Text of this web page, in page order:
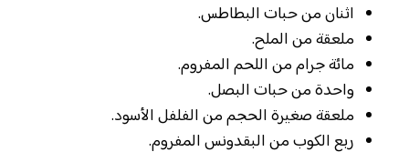
اثنان من حبات البطاطس.
ملعقة من الملح.
مائة جرام من اللحم المفروم.
واحدة من حبات البصل.
ملعقة صغيرة الحجم من الفلفل الأسود.
ربع الكوب من البقدونس المفروم.